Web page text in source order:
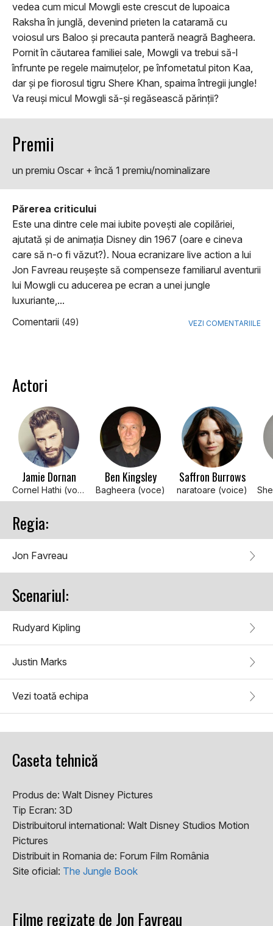
vedea cum micul Mowgli este crescut de lupoaica
Raksha în junglă, devenind prieten la cataramă cu
voiosul urs Baloo și precauta panteră neagră Bagheera.
Pornit în căutarea familiei sale, Mowgli va trebui să-l
înfrunte pe regele maimuțelor, pe înfometatul piton Kaa,
dar și pe fiorosul tigru Shere Khan, spaima întregii jungle!
Va reuși micul Mowgli să-și regăsească părinții?
Premii
un premiu Oscar + încă 1 premiu/nominalizare
Părerea criticului
Este una dintre cele mai iubite poveşti ale copilăriei,
ajutată şi de animaţia Disney din 1967 (oare e cineva
care să n-o fi văzut?). Noua ecranizare live action a lui
Jon Favreau reuşeşte să compenseze familiarul aventurii
lui Mowgli cu aducerea pe ecran a unei jungle
luxuriante,...
Comentarii (49) VEZI COMENTARIILE
Actori
Jamie Dornan
Cornel Hathi (voice)
Ben Kingsley
Bagheera (voce)
Saffron Burrows
naratoare (voice)
Regia:
Jon Favreau
Scenariul:
Rudyard Kipling
Justin Marks
Vezi toată echipa
Caseta tehnică
Produs de: Walt Disney Pictures
Tip Ecran: 3D
Distribuitorul international: Walt Disney Studios Motion
Pictures
Distribuit in Romania de: Forum Film România
Site oficial: The Jungle Book
Filme regizate de Jon Favreau